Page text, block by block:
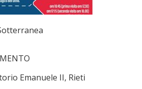
Emanuele II, Rieti